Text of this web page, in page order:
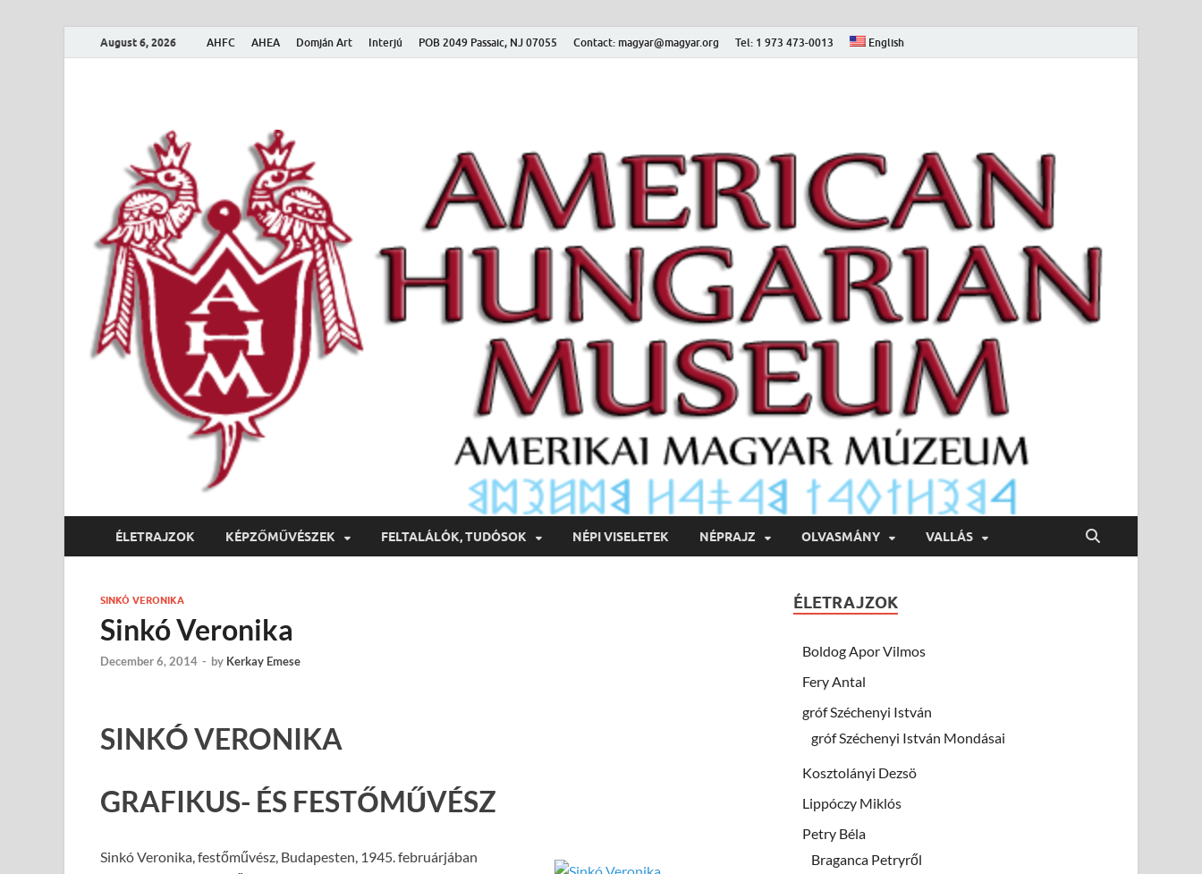
August 6, 2026 AHFC AHEA Domján Art Interjú POB 2049 Passaic, NJ 07055 Contact: magyar@magyar.org Tel: 1 973 473-0013 English
Amerikai Magyar Múzeum
ÉLETRAJZOK KÉPZŐMŰVÉSZEK FELTALÁLÓK, TUDÓSOK NÉPI VISELETEK NÉPRAJZ OLVASMÁNY VALLÁS
SINKÓ VERONIKA
Sinkó Veronika
December 6, 2014 - by Kerkay Emese
SINKÓ VERONIKA
GRAFIKUS- ÉS FESTŐMŰVÉSZ
Sinkó Veronika, festőművész, Budapesten, 1945. februárjában
ÉLETRAJZOK
Boldog Apor Vilmos
Fery Antal
gróf Széchenyi István
gróf Széchenyi István Mondásai
Kosztolányi Dezsö
Lippóczy Miklós
Petry Béla
Braganca Petryről